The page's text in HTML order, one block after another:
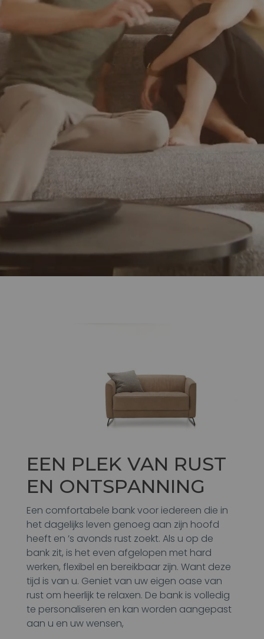
EEN PLEK VAN RUST
EN ONTSPANNING
Een comfortabele bank voor iedereen die in
het dagelijks leven genoeg aan zijn hoofd
heeft en ’s avonds rust zoekt. Als u op de
bank zit, is het even afgelopen met hard
werken, flexibel en bereikbaar zijn. Want deze
tijd is van u. Geniet van uw eigen oase van
rust om heerlijk te relaxen. De bank is volledig
te personaliseren en kan worden aangepast
aan u en uw wensen,